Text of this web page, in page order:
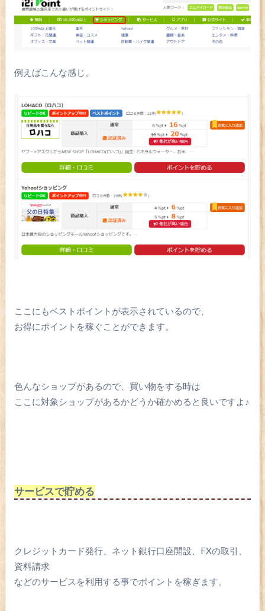
例えばこんな感じ。
ここにもベストポイントが表示されているので、
お得にポイントを稼ぐことができます。
色んなショップがあるので、買い物をする時は
ここに対象ショップがあるかどうか確かめると良いですよ♪
サービスで貯める
クレジットカード発行、ネット銀行口座開設、FXの取引、
資料請求
などのサービスを利用する事でポイントを稼ぎます。